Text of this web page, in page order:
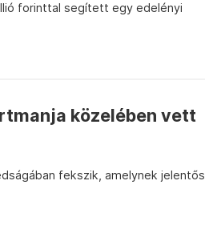
forinttal segített egy edelényi
közelében vett
fekszik, amelynek jelentős